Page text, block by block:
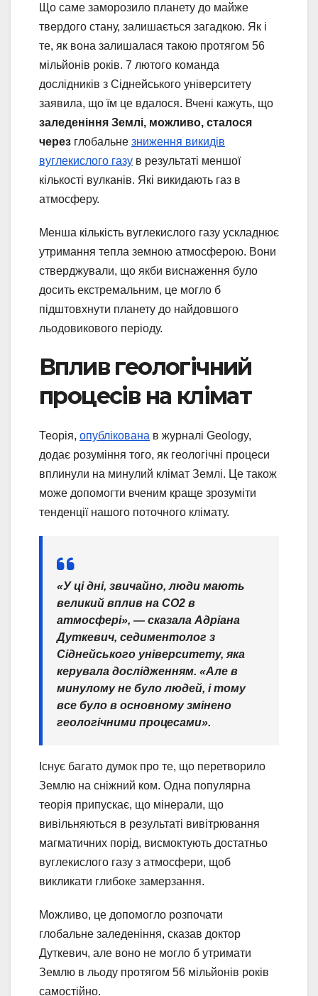
Що саме заморозило планету до майже
твердого стану, залишається загадкою. Як і
те, як вона залишалася такою протягом 56
мільйонів років. 7 лютого команда
дослідників з Сіднейського університету
заявила, що їм це вдалося. Вчені кажуть, що
заледеніння Землі, можливо, сталося
через глобальне зниження викидів
вуглекислого газу в результаті меншої
кількості вулканів. Які викидають газ в
атмосферу.
Менша кількість вуглекислого газу ускладнює
утримання тепла земною атмосферою. Вони
стверджували, що якби виснаження було
досить екстремальним, це могло б
підштовхнути планету до найдовшого
льодовикового періоду.
Вплив геологічний
процесів на клімат
Теорія, опублікована в журналі Geology,
додає розуміння того, як геологічні процеси
вплинули на минулий клімат Землі. Це також
може допомогти вченим краще зрозуміти
тенденції нашого поточного клімату.
«У ці дні, звичайно, люди мають
великий вплив на CO2 в
атмосфері», — сказала Адріана
Дуткевич, седиментолог з
Сіднейського університету, яка
керувала дослідженням. «Але в
минулому не було людей, і тому
все було в основному змінено
геологічними процесами».
Існує багато думок про те, що перетворило
Землю на сніжний ком. Одна популярна
теорія припускає, що мінерали, що
вивільняються в результаті вивітрювання
магматичних порід, висмоктують достатньо
вуглекислого газу з атмосфери, щоб
викликати глибоке замерзання.
Можливо, це допомогло розпочати
глобальне заледеніння, сказав доктор
Дуткевич, але воно не могло б утримати
Землю в льоду протягом 56 мільйонів років
самостійно.